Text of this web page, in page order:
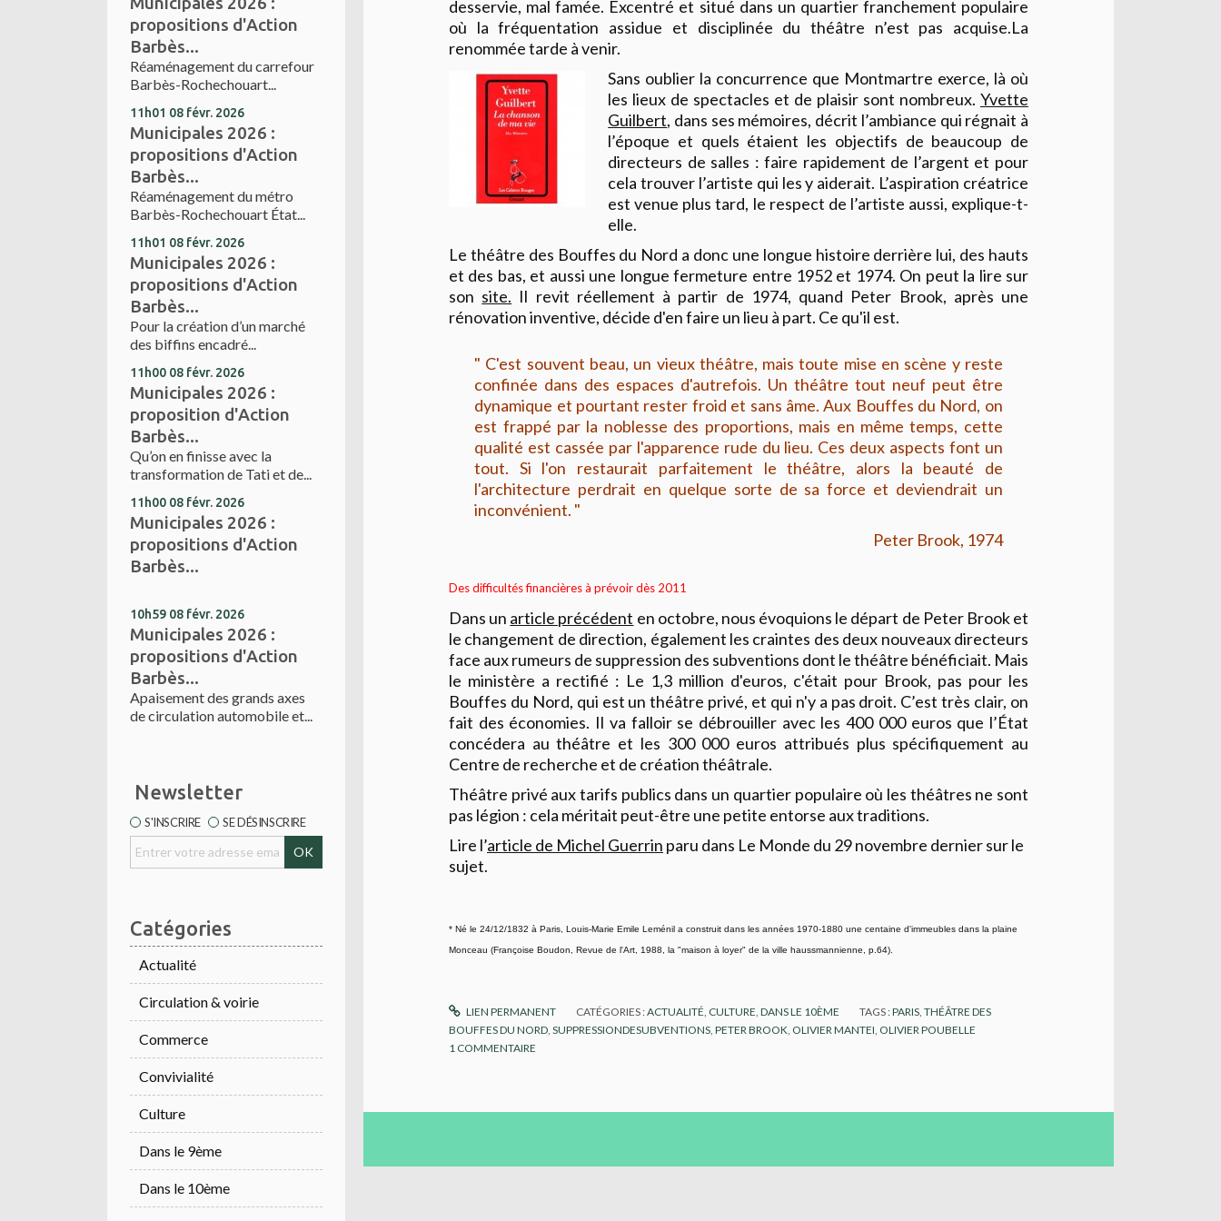
propositions d'Action
Barbès...
Réaménagement du carrefour
Barbès-Rochechouart...
11h01 08 févr. 2026
Municipales 2026 :
propositions d'Action
Barbès...
Réaménagement du métro
Barbès-Rochechouart État...
11h01 08 févr. 2026
Municipales 2026 :
propositions d'Action
Barbès...
Pour la création d’un marché
des biffins encadré...
11h00 08 févr. 2026
Municipales 2026 :
proposition d'Action
Barbès...
Qu’on en finisse avec la
transformation de Tati et de...
11h00 08 févr. 2026
Municipales 2026 :
propositions d'Action
Barbès...
10h59 08 févr. 2026
Municipales 2026 :
propositions d'Action
Barbès...
Apaisement des grands axes
de circulation automobile et...
Newsletter
S'INSCRIRE SE DÉSINSCRIRE
Catégories
Actualité
Circulation & voirie
Commerce
Convivialité
Culture
Dans le 9ème
Dans le 10ème
desservie, mal famée. Excentré et situé dans un quartier franchement populaire
où la fréquentation assidue et disciplinée du théâtre n’est pas acquise.La
renommée tarde à venir.
Sans oublier la concurrence que Montmartre exerce, là où
les lieux de spectacles et de plaisir sont nombreux. Yvette
Guilbert, dans ses mémoires, décrit l’ambiance qui régnait à
l’époque et quels étaient les objectifs de beaucoup de
directeurs de salles : faire rapidement de l’argent et pour
cela trouver l’artiste qui les y aiderait. L’aspiration créatrice
est venue plus tard, le respect de l’artiste aussi, explique-t-
elle.
Le théâtre des Bouffes du Nord a donc une longue histoire derrière lui, des hauts
et des bas, et aussi une longue fermeture entre 1952 et 1974. On peut la lire sur
son site. Il revit réellement à partir de 1974, quand Peter Brook, après une
rénovation inventive, décide d'en faire un lieu à part. Ce qu'il est.
" C'est souvent beau, un vieux théâtre, mais toute mise en scène y reste
confinée dans des espaces d'autrefois. Un théâtre tout neuf peut être
dynamique et pourtant rester froid et sans âme. Aux Bouffes du Nord, on
est frappé par la noblesse des proportions, mais en même temps, cette
qualité est cassée par l'apparence rude du lieu. Ces deux aspects font un
tout. Si l'on restaurait parfaitement le théâtre, alors la beauté de
l'architecture perdrait en quelque sorte de sa force et deviendrait un
inconvénient. "
Peter Brook, 1974
Des difficultés financières à prévoir dès 2011
Dans un article précédent en octobre, nous évoquions le départ de Peter Brook et
le changement de direction, également les craintes des deux nouveaux directeurs
face aux rumeurs de suppression des subventions dont le théâtre bénéficiait. Mais
le ministère a rectifié : Le 1,3 million d'euros, c'était pour Brook, pas pour les
Bouffes du Nord, qui est un théâtre privé, et qui n'y a pas droit. C’est très clair, on
fait des économies. Il va falloir se débrouiller avec les 400 000 euros que l’État
concédera au théâtre et les 300 000 euros attribués plus spécifiquement au
Centre de recherche et de création théâtrale.
Théâtre privé aux tarifs publics dans un quartier populaire où les théâtres ne sont
pas légion : cela méritait peut-être une petite entorse aux traditions.
Lire l’article de Michel Guerrin paru dans Le Monde du 29 novembre dernier sur le
sujet.
* Né le 24/12/1832 à Paris, Louis-Marie Emile Leménil a construit dans les années 1970-1880 une centaine d'immeubles dans la plaine
Monceau (Françoise Boudon, Revue de l'Art, 1988, la "maison à loyer" de la ville haussmannienne, p.64).
LIEN PERMANENT CATÉGORIES :ACTUALITÉ CULTURE ,DANS LE 10ÈME TAGS :PARIS ,THÉÂTRE DES
BOUFFES DU NORD SUPPRESSIONDESUBVENTIONS PETER BROOK OLIVIER MANTEI OLIVIER POUBELLE
1 COMMENTAIRE